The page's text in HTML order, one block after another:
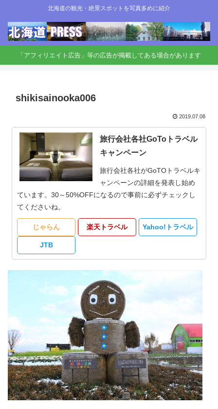
北海道の観光・絶景スポットを写真多めに紹介
「アフィリエイト広告」等の広告が掲載してある場合があります
shikisainooka006
2019.07.08
旅行会社各社GoToトラベル
キャンペーン
旅行会社各社がGoTOトラベルキ
ャンペーンの詳細を発表し始め
ています。30～50%OFFになるので事前に必ずチェックし
てくださいね。
じゃらん 楽天トラベル Yahoo!トラベル
JTB